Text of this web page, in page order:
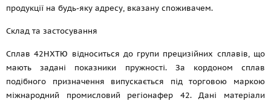
продукції на будь-яку адресу, вказану споживачем.
Склад та застосування
Сплав 42НХТЮ відноситься до групи прецизійних сплавів, що
мають задані показники пружності. За кордоном сплав
подібного призначення випускається під торговою маркою
міжнародний промисловий регіонафер 42. Дані матеріали